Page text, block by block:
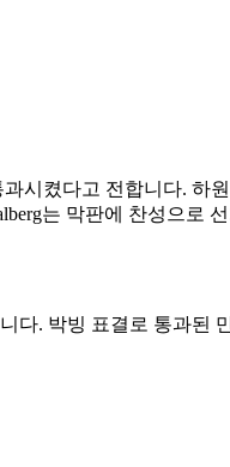
시켰다고 전합니다. 하
는 막판에 찬성으로
다. 박빙 표결로 통과된